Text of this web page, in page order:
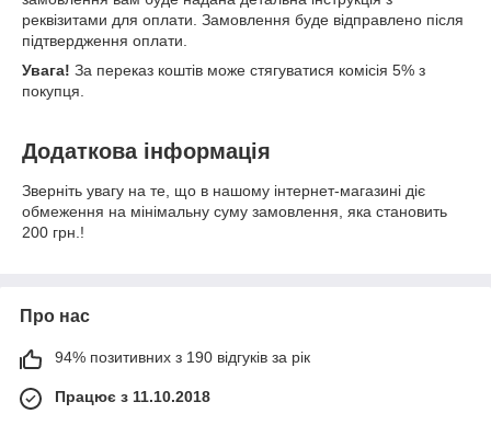
реквізитами для оплати. Замовлення буде відправлено після
підтвердження оплати.
Увага! За переказ коштів може стягуватися комісія 5% з
покупця.
Додаткова інформація
Зверніть увагу на те, що в нашому інтернет-магазині діє
обмеження на мінімальну суму замовлення, яка становить
200 грн.!
Про нас
94% позитивних з 190 відгуків за рік
Працює з 11.10.2018